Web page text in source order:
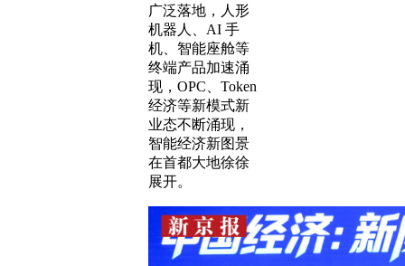
广泛落地，人形
机器人、AI 手
机、智能座舱等
终端产品加速涌
现，OPC、Token
经济等新模式新
业态不断涌现，
智能经济新图景
在首都大地徐徐
展开。